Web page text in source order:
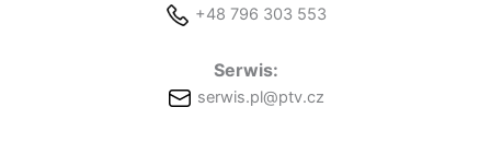
+48 796 303 553
Serwis:
serwis.pl@ptv.cz